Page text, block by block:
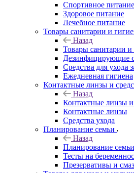
Спортивное питание
Здоровое питание
Лечебное питание
Товары санитарии и
Назад
Товары санитарии
Дезинфицирующие
Средства для ухода
Ежедневная гигиена
Контактные линзы и
Назад
Контактные линзы и
Контактные линзы
Средства ухода
Планирование семьи
Назад
Планирование семьи
Тесты на
Презервативы и